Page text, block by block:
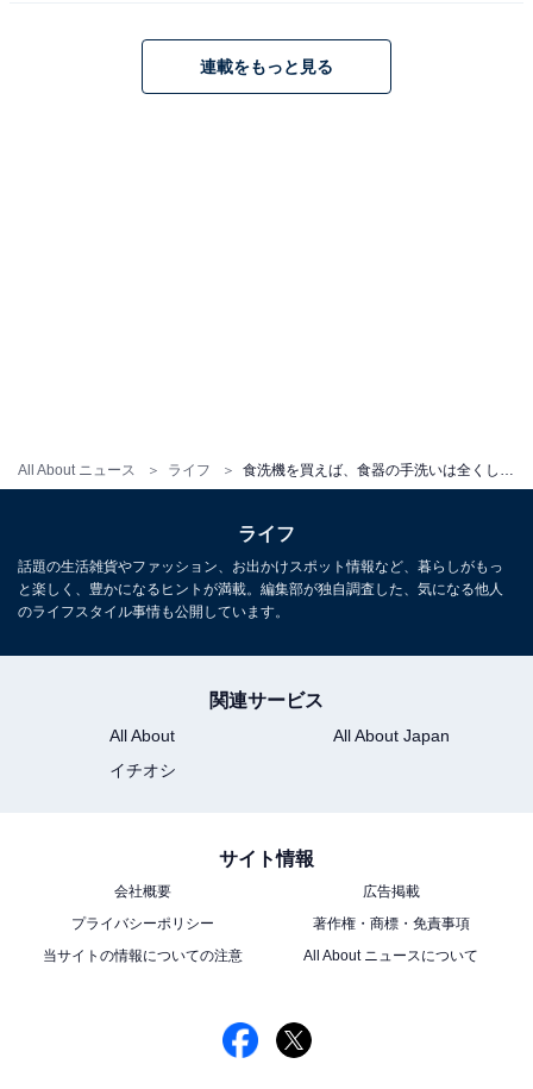
All About ニュース ライフ
パナソニック「NP-TZ300」（画像出典：Amazon）
「コヤマキッチン」を用意。
こちらもおすすめ
「食洗機」と「手洗い」はどちらが節約になり
連載をもっと見る
ライフ
話題の生活雑貨やファッション、お出かけスポット情報など、暮らしがもっ
と楽しく、豊かになるヒントが満載。編集部が独自調査した、気になる他人
のライフスタイル事情も公開しています。
関連サービス
All About
All About Japan
イチオシ
サイト情報
会社概要
広告掲載
プライバシーポリシー
著作権・商標・免責事項
当サイトの情報についての注意
All About ニュースについて